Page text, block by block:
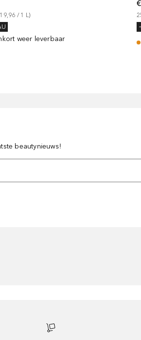
/ 1 L)
weer leverbaar
beautynieuws!